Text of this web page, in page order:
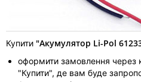
Купити "Акумулятор Li-Pol
оформити замовлення через
"Купити", де вам буде